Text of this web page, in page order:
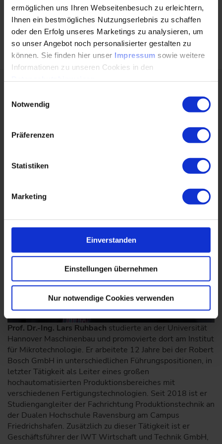
ermöglichen uns Ihren Webseitenbesuch zu erleichtern,
Ihnen ein bestmögliches Nutzungserlebnis zu schaffen
oder den Erfolg unseres Marketings zu analysieren, um
so unser Angebot noch personalisierter gestalten zu
können. Sie finden hier unser Impressum sowie weitere
Informationen zu unseren Cookies in den
Notwendig
Präferenzen
Statistiken
Marketing
Einverstanden
Einstellungen übernehmen
Nur notwendige Cookies verwenden
Produktionsleistung positiv, aber auch negativ durch
einzelne Menschen beeinflusst werden können, wird in
jedem Unternehmen sichtbar.
Prof. Dr.-Ing. Lars Ruhbach studierte an der Universität
Hannover Maschinenbau und promovierte dort am Institut
für Mikrotechnologie. Er arbeitete 12 Jahre bei der Robert
Bosch GmbH in unterschiedlichen Führungspositionen, in
letzter Tätigkeit als Leiter eines großen
hochautomatisierten Produktionsbereiches mit
verschiedenen Fertigungstechnologien. Seit 2018 ist er
Studiengangleiter der Fachrichtung Produktionstechnik an
der Dualen Hochschule Ravensburg am Campus
Friedrichshafen. Zusätzlich zu dieser Tätigkeit ist er
Geschäftsführer der IWT Wirtschaft und Technik GmbH,